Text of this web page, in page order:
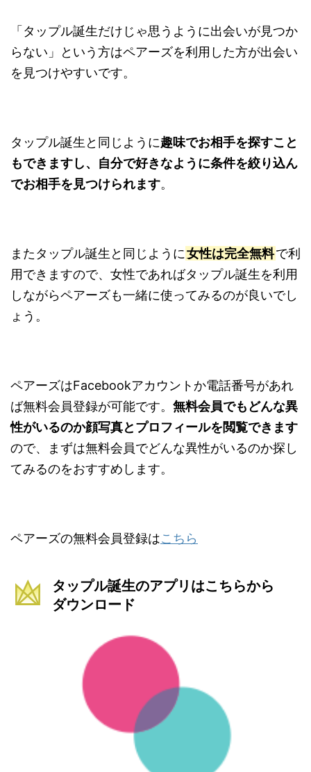
「タップル誕生だけじゃ思うように出会いが見つか
らない」という方はペアーズを利用した方が出会い
を見つけやすいです。
タップル誕生と同じように趣味でお相手を探すこと
もできますし、自分で好きなように条件を絞り込ん
でお相手を見つけられます。
またタップル誕生と同じように女性は完全無料で利
用できますので、女性であればタップル誕生を利用
しながらペアーズも一緒に使ってみるのが良いでし
ょう。
ペアーズはFacebookアカウントか電話番号があれ
ば無料会員登録が可能です。 無料会員でもどんな異
性がいるのか顔写真とプロフィールを閲覧できます
ので、まずは無料会員でどんな異性がいるのか探し
てみるのをおすすめします。
ペアーズの無料会員登録はこちら
タップル誕生のアプリはこちらから
ダウンロード